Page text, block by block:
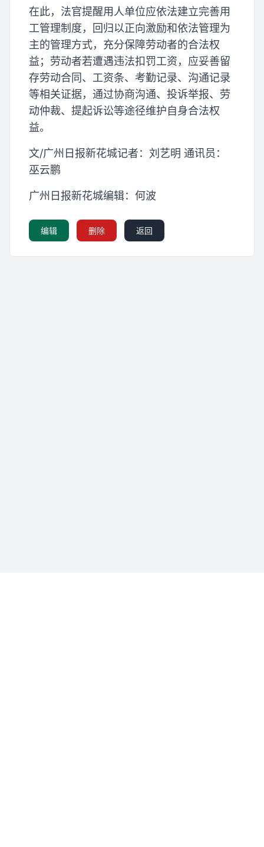
在此，法官提醒用人单位应依法建立完善用
工管理制度，回归以正向激励和依法管理为
主的管理方式，充分保障劳动者的合法权
益；劳动者若遭遇违法扣罚工资，应妥善留
存劳动合同、工资条、考勤记录、沟通记录
等相关证据，通过协商沟通、投诉举报、劳
动仲裁、提起诉讼等途径维护自身合法权
益。
文/广州日报新花城记者：刘艺明 通讯员：
巫云鹏
广州日报新花城编辑：何波
编辑 删除 返回